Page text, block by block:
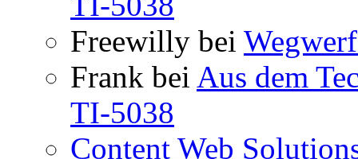
Freewilly bei
Frank bei Aus dem
TI-5038
Content Web